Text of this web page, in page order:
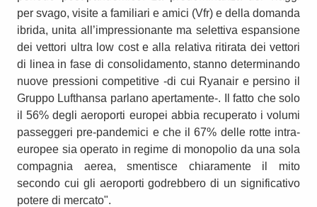
per svago, visite a familiari e amici (Vfr) e della domanda
ibrida, unita all’impressionante ma selettiva espansione
dei vettori ultra low cost e alla relativa ritirata dei vettori
di linea in fase di consolidamento, stanno determinando
nuove pressioni competitive -di cui Ryanair e persino il
Gruppo Lufthansa parlano apertamente-. Il fatto che solo
il 56% degli aeroporti europei abbia recuperato i volumi
passeggeri pre-pandemici e che il 67% delle rotte intra-
europee sia operato in regime di monopolio da una sola
compagnia aerea, smentisce chiaramente il mito
secondo cui gli aeroporti godrebbero di un significativo
potere di mercato".